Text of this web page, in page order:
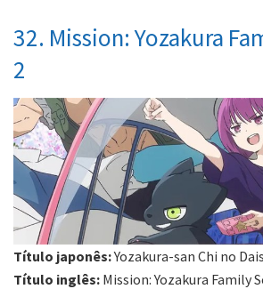
32. Mission: Yozakura
2
Título japonês:Yozakura-san Chi no
Título inglês: Mission: Yozakura Family